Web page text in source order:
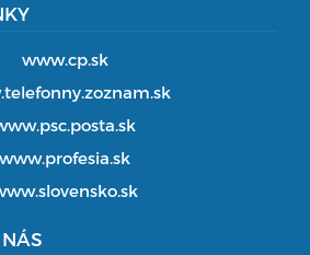
www.cp.sk
www.profesia.sk